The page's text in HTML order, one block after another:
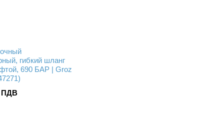
гибкий шланг
690 БАР | Groz
20L1 (47271)
ПДВ